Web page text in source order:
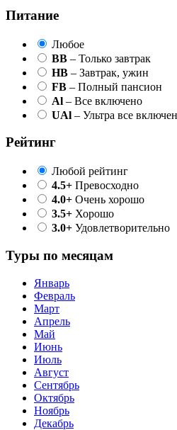
Питание
Любое
BB – Только завтрак
HB – Завтрак, ужин
FB – Полный пансион
Al – Все включено
UAl – Ультра все
Рейтинг
Любой рейтинг
4.5+ Превосходно
4.0+ Очень хорошо
3.5+ Хорошо
3.0+ Удовлетворительно
Туры по месяцам
Январь
Февраль
Март
Апрель
Май
Июнь
Июль
Август
Сентябрь
Октябрь
Ноябрь
Декабрь